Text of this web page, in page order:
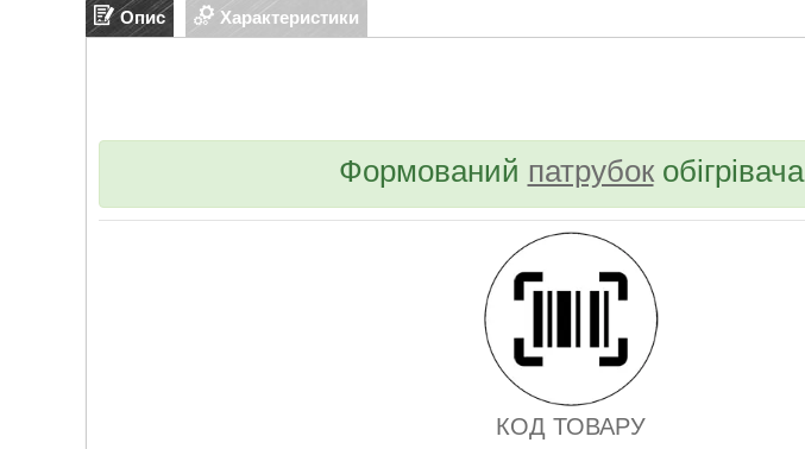
Опис Характеристики
Формований патрубокобігрівача
КОД ТОВАРУ